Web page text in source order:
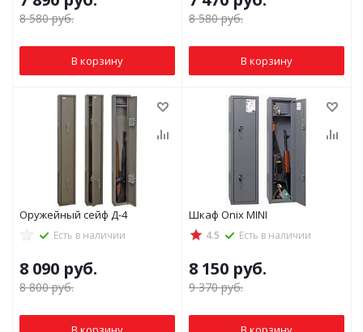
8 580руб.
В корзину
8 580руб.
В корзину
Оружейный сейф Д-4
Есть в наличии
8 090 руб.
8 800руб.
Шкаф Onix MINI
4.5 Есть в наличии
8 150 руб.
9 370руб.